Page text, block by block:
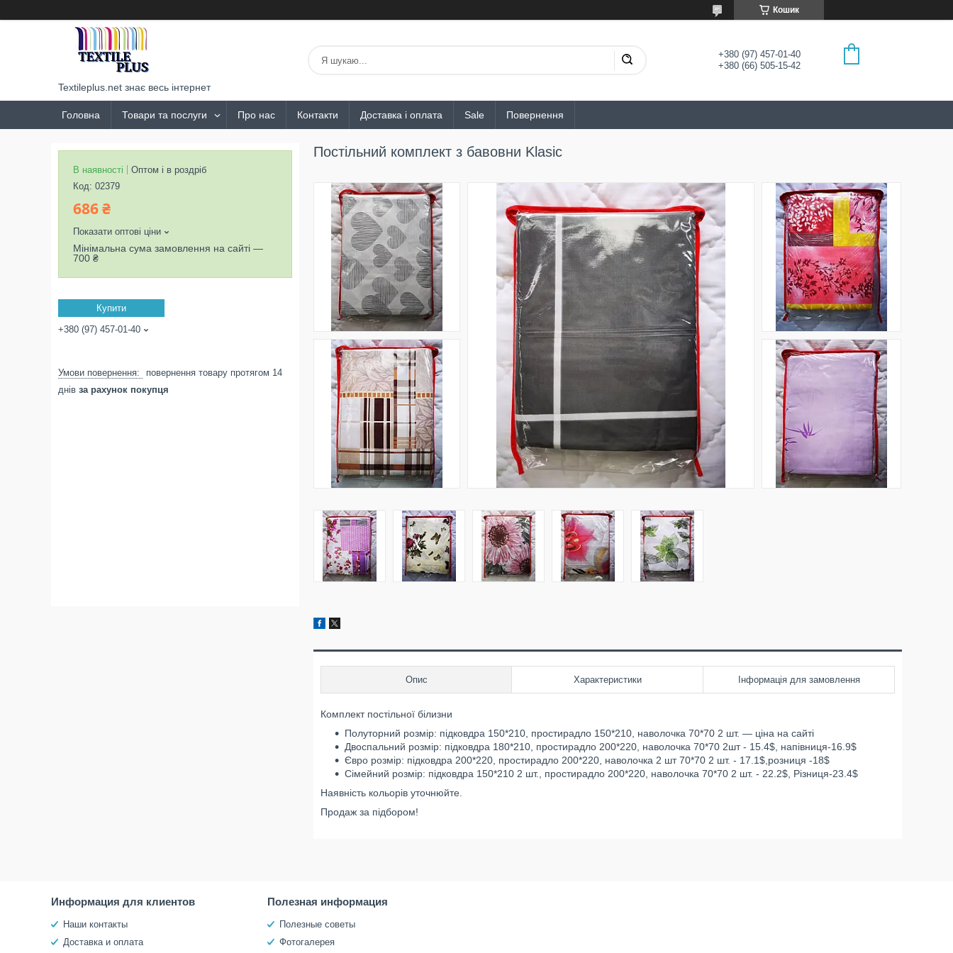
Кошик
Textileplus.net знає весь інтернет
+380 (97) 457-01-40
+380 (66) 505-15-42
Головна Товари та послуги Про нас Контакти Доставка і оплата Sale Повернення
Постільний комплект з бавовни Klasic
Опис Характеристики Інформація для замовлення
Комплект постільної білизни
Полуторний розмір: підковдра 150*210, простирадло 150*210, наволочка 70*70 2 шт. — ціна на сайті
Двоспальний розмір: підковдра 180*210, простирадло 200*220, наволочка 70*70 2шт - 15.4$, напівниця-16.9$
Євро розмір: підковдра 200*220, простирадло 200*220, наволочка 2 шт 70*70 2 шт. - 17.1$,розниця -18$
Сімейний розмір: підковдра 150*210 2 шт., простирадло 200*220, наволочка 70*70 2 шт. - 22.2$, Різниця-23.4$
Наявність кольорів уточнюйте.
Продаж за підбором!
В наявності
Оптом і в роздріб
Код: 02379
686 ₴
Показати оптові ціни
Мінімальна сума замовлення на сайті —
700 ₴
Купити
+380 (97) 457-01-40
повернення товару протягом 14
днів за рахунок покупця
Информация для клиентов
Наши контакты
Доставка и оплата
Полезная информация
Полезные советы
Фотогалерея